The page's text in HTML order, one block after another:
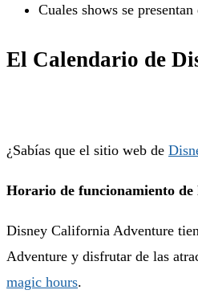
Cuales shows se
El Calendario de
¿Sabías que el sitio web de
Horario de funcionamiento de
Disney California Adventure
Adventure y disfrutar de las
magic hours.